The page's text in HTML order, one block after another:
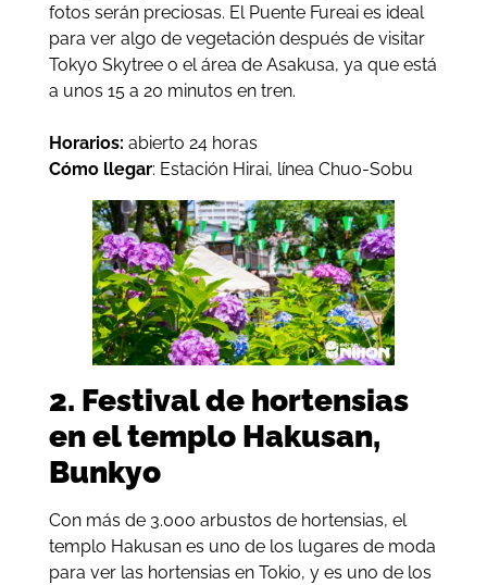
fotos serán preciosas. El Puente Fureai es ideal
para ver algo de vegetación después de visitar
Tokyo Skytree o el área de Asakusa, ya que está
a unos 15 a 20 minutos en tren.
Horarios: abierto 24 horas
Cómo llegar: Estación Hirai, línea Chuo-Sobu
2. Festival de hortensias
en el templo Hakusan,
Bunkyo
Con más de 3.000 arbustos de hortensias, el
templo Hakusan es uno de los lugares de moda
para ver las hortensias en Tokio, y es uno de los